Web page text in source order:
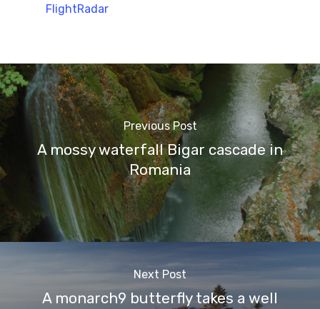
FlightRadar
Previous Post
A mossy waterfall Bigar cascade in
Romania
Next Post
A monarch9 butterfly takes a well